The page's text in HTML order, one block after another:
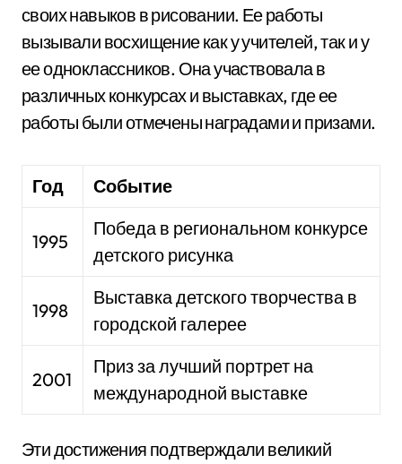
своих навыков в рисовании. Ее работы
вызывали восхищение как у учителей, так и у
ее одноклассников. Она участвовала в
различных конкурсах и выставках, где ее
работы были отмечены наградами и призами.
Год Событие
1995
Победа в региональном конкурсе
детского рисунка
1998
Выставка детского творчества в
городской галерее
2001
Приз за лучший портрет на
международной выставке
Эти достижения подтверждали великий